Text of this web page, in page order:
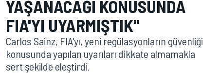
YAŞANACAĞI KONUSUNDA
FIA'YI UYARMIŞTIK"
Carlos Sainz, FIA'yı, yeni regülasyonların güvenliği
konusunda yapılan uyarıları dikkate almamakla
sert şekilde eleştirdi.